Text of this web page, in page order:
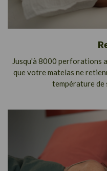
Jusqu'à 8000 perforations
que votre matelas ne
température de